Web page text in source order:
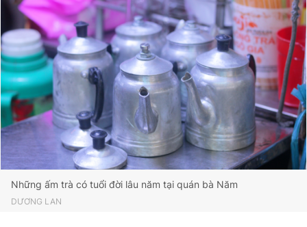
Những ấm trà có tuổi đời lâu năm tại quán bà Năm
DƯƠNG LAN